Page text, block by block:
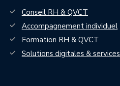
Conseil RH & QVCT
Accompagnement individuel
Formation RH & QVCT
Solutions digitales & services